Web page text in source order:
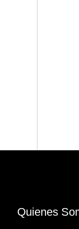
Quienes